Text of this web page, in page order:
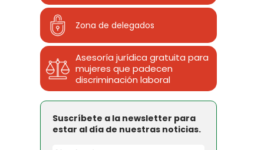
Zona de delegados
Asesoría jurídica gratuita para
mujeres que padecen
discriminación laboral
Suscríbete a la newsletter para
estar al día de nuestras noticias.